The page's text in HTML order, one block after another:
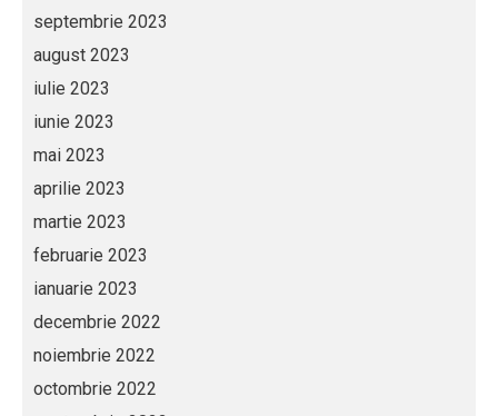
septembrie 2023
august 2023
iulie 2023
iunie 2023
mai 2023
aprilie 2023
martie 2023
februarie 2023
ianuarie 2023
decembrie 2022
noiembrie 2022
octombrie 2022